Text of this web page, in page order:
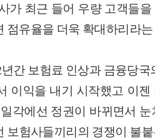
가 최근 들어 우량 고객들
점유율을 더욱 확대하리라
간 보험료 인상과 금융당국
이익을 내기 시작했고 이젠
각에선 정권이 바뀌면서
보험사들끼리의 경쟁이 불